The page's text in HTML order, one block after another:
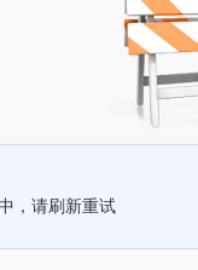
，请刷新重试